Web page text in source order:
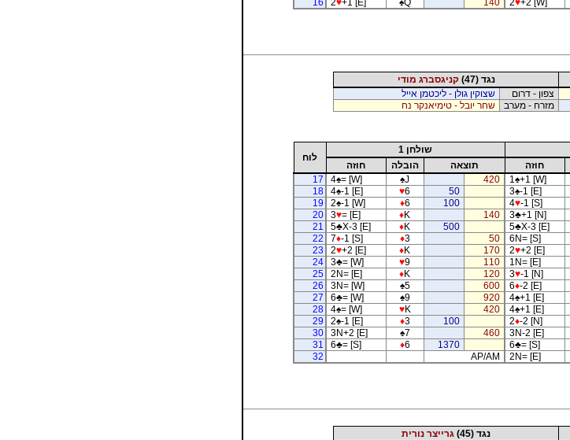
נגד (47)
קניגסברג מודי
צפון - דרום
שצוקין גולן - ליכטמן אייל
מזרח - מערב שחר יובל - טימיאנקר נח
שולחן 1
לוח
חוזה תוצאה הובלה
חוזה
1 ♠+1 [W]
420
♠J
4♠= [W]
17
3♠-1 [E]
50
♥6
4♠-1 [E]
18
4♥-1 [S]
100
♦6
2♠-1 [W]
19
3♣+1 [N]
140
♦K
3♥= [E]
20
5♣X-3 [E]
500
♦K
5♣X-3 [E]
21
6N= [S]
50
♦3
7♦-1 [S]
22
2♥+2 [E]
170
♦K
2♥+2 [E]
23
1N= [E]
110
♥9
3♣= [W]
24
3♥-1 [N]
120
♦K
2N= [E]
25
6♦-2 [E]
600
♠5
3N= [W]
26
4♠+1 [E]
920
♠9
6♣= [W]
27
4♠+1 [E]
420
♥K
4♠= [W]
28
2♦-2 [N]
100
♦3
2♠-1 [E]
29
3N-2 [E]
460
♠7
3N+2 [E]
30
6♣= [S]
1370
♦6
6♣= [S]
31
2N= [E]
AP/AM
32
נגד (45)
גרייצר נורית